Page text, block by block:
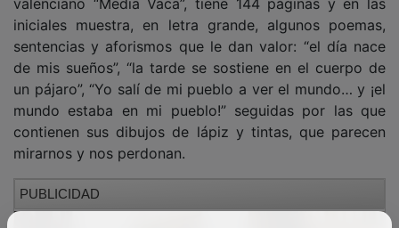
iniciales muestra, en letra grande, algunos poemas,
sentencias y aforismos que le dan valor: “el día nace
de mis sueños”, “la tarde se sostiene en el cuerpo de
un pájaro”, “Yo salí de mi pueblo a ver el mundo… y ¡el
mundo estaba en mi pueblo!” seguidas por las que
contienen sus dibujos de lápiz y tintas, que parecen
mirarnos y nos perdonan.